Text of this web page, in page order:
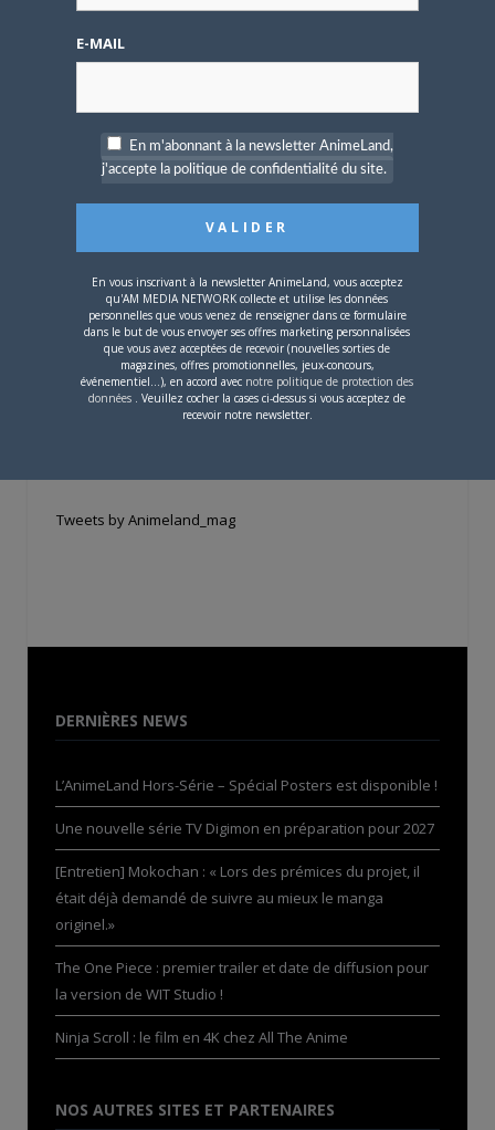
carte !
Si votre ville n'est pas dans la liste,contactez-nous!
CONTENU SPONSORISÉ
Tweets by Animeland_mag
DERNIÈRES NEWS
L’AnimeLand Hors-Série – Spécial Posters est disponible !
Une nouvelle série TV Digimon en préparation pour 2027
[Entretien] Mokochan : « Lors des prémices du projet, il
était déjà demandé de suivre au mieux le manga
originel.»
The One Piece : premier trailer et date de diffusion pour
la version de WIT Studio !
Ninja Scroll : le film en 4K chez All The Anime
NOS AUTRES SITES ET PARTENAIRES
E-MAIL
En m'abonnant à la newsletter AnimeLand,
j'accepte la politique de confidentialité du site.
En vous inscrivant à la newsletter AnimeLand, vous acceptez
qu'AM MEDIA NETWORK collecte et utilise les données
personnelles que vous venez de renseigner dans ce formulaire
dans le but de vous envoyer ses offres marketing personnalisées
que vous avez acceptées de recevoir (nouvelles sorties de
magazines, offres promotionnelles, jeux-concours,
événementiel...), en accord avec notre politique de protection des
données . Veuillez cocher la cases ci-dessus si vous acceptez de
recevoir notre newsletter.